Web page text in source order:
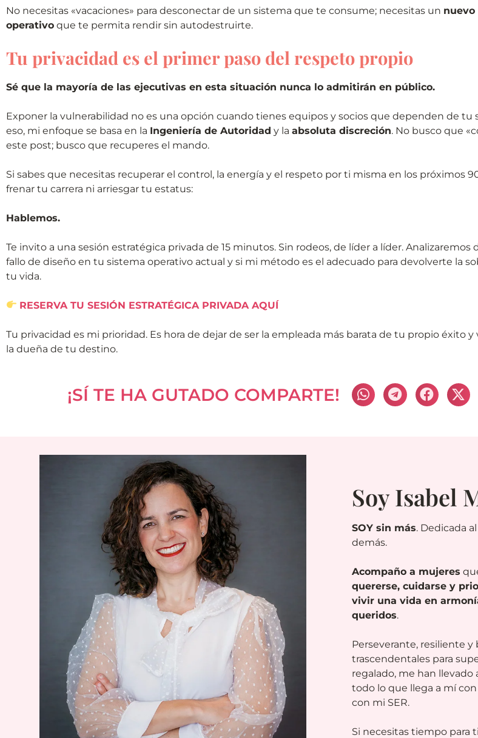
No necesitas «vacaciones» para desconectar de un sistema que te consume; necesitas un nuevo
operativo que te permita rendir sin autodestruirte.
Tu privacidad es el primer paso del respeto propio
Sé que la mayoría de las ejecutivas en esta situación nunca lo admitirán en público.
Exponer la vulnerabilidad no es una opción cuando tienes equipos y socios que dependen de tu
eso, mi enfoque se basa en la Ingeniería de Autoridad y la absoluta discreción. No busco que
este post; busco que recuperes el mando.
Si sabes que necesitas recuperar el control, la energía y el respeto por ti misma en los próximos
frenar tu carrera ni arriesgar tu estatus:
Hablemos.
Te invito a una sesión estratégica privada de 15 minutos. Sin rodeos, de líder a líder. Analizaremos
fallo de diseño en tu sistema operativo actual y si mi método es el adecuado para devolverte la
tu vida.
RESERVA TU SESIÓN ESTRATÉGICA PRIVADA AQUÍ
Tu privacidad es mi prioridad. Es hora de dejar de ser la empleada más barata de tu propio éxito y
la dueña de tu destino.
¡SÍ TE HA GUTADO COMPARTE!
Soy Isabel
SOY sin más. Dedicada
demás.
Acompaño a mujeres
quererse, cuidarse y
vivir una vida en
queridos.
Perseverante, resiliente
trascendentales para
regalado, me han llevado
todo lo que llega a mí
con mi SER.
Si necesitas tiempo para